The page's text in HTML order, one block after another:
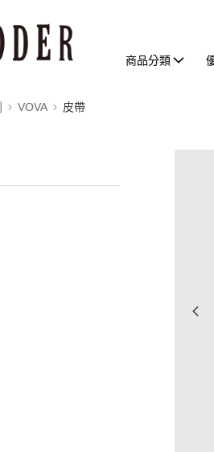
商品分類
VOVA 皮帶